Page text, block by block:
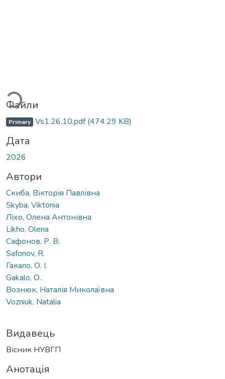
Вантажиться...
Файли
Primary Vs1.26.10.pdf(474.29 KB)
Дата
2026
Автори
Скиба, Вікторія Павлівна
Skyba, Viktoriia
Ліхо, Олена Антонівна
Likho, Olena
Сафонов, Р. В.
Safonov, R.
Гакало, О. І.
Gakalo, О.
Вознюк, Наталія Миколаївна
Vozniuk, Natalia
Видавець
Вісник НУВГП
Анотація